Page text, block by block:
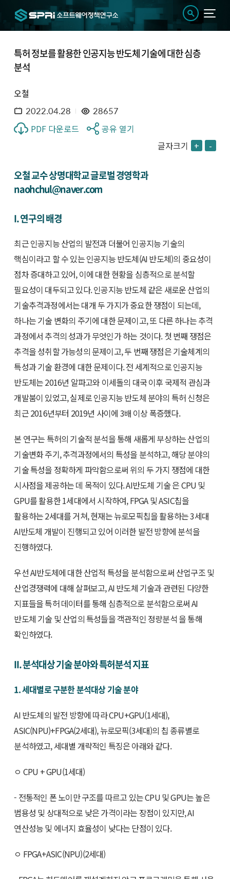
특허 정보를 활용한 인공지능 반도체 기술에 대한 심층
분석
오철
2022.04.28 28657
PDF 다운로드
공유 열기
글자크기 + -
오철 교수 상명대학교 글로벌 경영학과
naohchul@naver.com
I. 연구의 배경
최근 인공지능 산업의 발전과 더불어 인공지능 기술의
핵심이라고 할 수 있는 인공지능 반도체(AI 반도체)의 중요성이
점차 증대하고 있어, 이에 대한 현황을 심층적으로 분석할
필요성이 대두되고 있다. 인공지능 반도체 같은 새로운 산업의
기술추격과정에서는 대개 두 가지가 중요한 쟁점이 되는데,
하나는 기술 변화의 주기에 대한 문제이고, 또 다른 하나는 추격
과정에서 추격의 성과가 무엇인가 하는 것이다. 첫 번째 쟁점은
추격을 성취할 가능성의 문제이고, 두 번째 쟁점은 기술체계의
특성과 기술 환경에 대한 문제이다. 전 세계적으로 인공지능
반도체는 2016년 알파고와 이세돌의 대국 이후 국제적 관심과
개발붐이 있었고, 실제로 인공지능 반도체 분야의 특허 신청은
최근 2016년부터 2019년 사이에 3배 이상 폭증했다.
본 연구는 특허의 기술적 분석을 통해 새롭게 부상하는 산업의
기술변화 주기, 추격과정에서의 특성을 분석하고, 해당 분야의
기술 특성을 정확하게 파악함으로써 위의 두 가지 쟁점에 대한
시사점을 제공하는 데 목적이 있다. AI반도체 기술 은 CPU 및
GPU를 활용한 1세대에서 시작하여, FPGA 및 ASIC칩을
활용하는 2세대를 거쳐, 현재는 뉴로모픽칩을 활용하는 3세대
AI반도체 개발이 진행되고 있어 이러한 발전 방향에 분석을
진행하였다.
우선 AI반도체에 대한 산업적 특성을 분석함으로써 산업구조 및
산업경쟁력에 대해 살펴보고, AI 반도체 기술과 관련된 다양한
지표들을 특허 데이터를 통해 심층적으로 분석함으로써 AI
반도체 기술 및 산업의 특성들을 객관적인 정량분석 을 통해
확인하였다.
II. 분석대상 기술 분야와 특허분석 지표
1. 세대별로 구분한 분석대상 기술 분야
AI 반도체의 발전 방향에 따라 CPU+GPU(1세대),
ASIC(NPU)+FPGA(2세대), 뉴로모픽(3세대)의 칩 종류별로
분석하였고, 세대별 개략적인 특징은 아래와 같다.
ㅇ CPU + GPU(1세대)
- 전통적인 폰 노이만 구조를 따르고 있는 CPU 및 GPU는 높은
범용성 및 상대적으로 낮은 가격이라는 장점이 있지만, AI
연산성능 및 에너지 효율성이 낮다는 단점이 있다.
ㅇ FPGA+ASIC(NPU)(2세대)